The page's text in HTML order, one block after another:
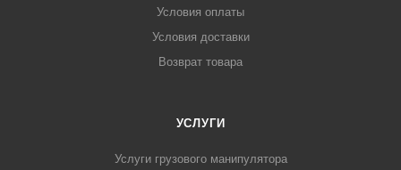
Условия оплаты
Условия доставки
Возврат товара
УСЛУГИ
Услуги грузового манипулятора